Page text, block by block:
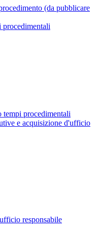
(da pubblicare
tempi procedimentali
e acquisizione d'ufficio
responsabile